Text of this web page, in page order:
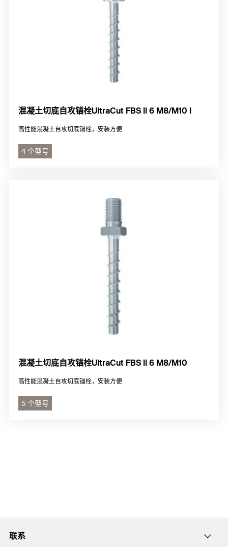
混凝土切底自攻锚栓UltraCut FBS II 6 M8/M10 I
高性能混凝土自攻切底锚栓，安装方便
4 个型号
混凝土切底自攻锚栓UltraCut FBS II 6 M8/M10
高性能混凝土自攻切底锚栓，安装方便
5 个型号
联系